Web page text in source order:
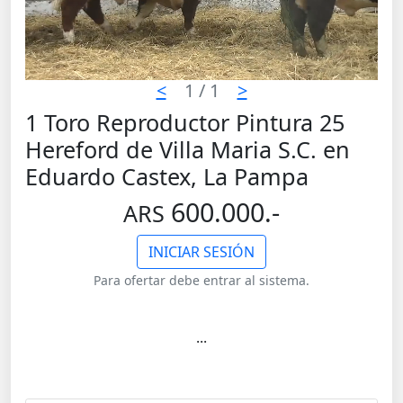
< 1 / 1 >
1 Toro Reproductor Pintura 25
Hereford de Villa Maria S.C. en
Eduardo Castex, La Pampa
ARS 600.000.-
INICIAR SESIÓN
Para ofertar debe entrar al sistema.
...